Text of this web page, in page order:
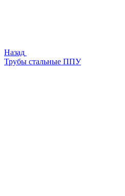
Назад
Трубы стальные ППУ